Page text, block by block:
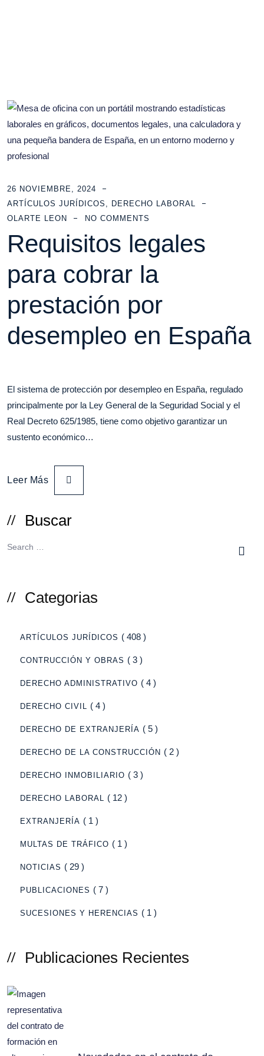
26 NOVIEMBRE, 2024
ARTÍCULOS JURÍDICOS , DERECHO LABORAL
OLARTE LEON
NO COMMENTS
Requisitos legales
para cobrar la
prestación por
desempleo en España
El sistema de protección por desempleo en España, regulado
principalmente por la Ley General de la Seguridad Social y el
Real Decreto 625/1985, tiene como objetivo garantizar un
sustento económico…
Leer Más
Buscar
Categorias
ARTÍCULOS JURÍDICOS ( 408 )
CONTRUCCIÓN Y OBRAS ( 3 )
DERECHO ADMINISTRATIVO ( 4 )
DERECHO CIVIL ( 4 )
DERECHO DE EXTRANJERÍA ( 5 )
DERECHO DE LA CONSTRUCCIÓN ( 2 )
DERECHO INMOBILIARIO ( 3 )
DERECHO LABORAL ( 12 )
EXTRANJERÍA ( 1 )
MULTAS DE TRÁFICO ( 1 )
NOTICIAS ( 29 )
PUBLICACIONES ( 7 )
SUCESIONES Y HERENCIAS ( 1 )
Publicaciones Recientes